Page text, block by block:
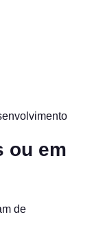
ou em
de